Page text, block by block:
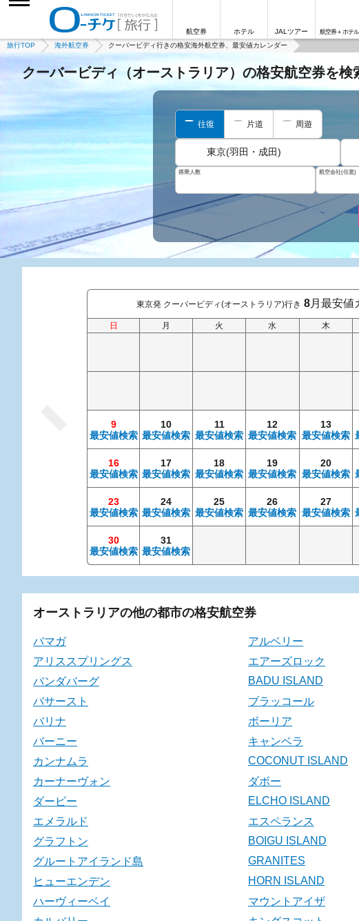
航空券 ホテル JALツアー 航空券＋ホテル
旅行TOP 海外航空券 クーバービディ行きの格安海外航空券、最安値カレンダー
クーバービディ（オーストラリア）の格安航空券を検
往復 片道 周遊
東京(羽田・成田)
搭乗人数 航空会社(任意)
東京発 クーバービディ(オーストラリア)行き 8月最安値
日 月 火 水 木
9
最安値検索
10
最安値検索
11
最安値検索
12
最安値検索
13
最安値検索
16
最安値検索
17
最安値検索
18
最安値検索
19
最安値検索
20
最安値検索
23
最安値検索
24
最安値検索
25
最安値検索
26
最安値検索
27
最安値検索
30
最安値検索
31
最安値検索
オーストラリアの他の都市の格安航空券
バマガ アルベリー
アリススプリングス
エアーズロック
バンダバーグ
BADU ISLAND
バサースト
ブラッコール
バリナ
ボーリア
バーニー
キャンベラ
カンナムラ
COCONUT ISLAND
カーナーヴォン
ダボー
ダービー
ELCHO ISLAND
エメラルド
エスペランス
グラフトン
BOIGU ISLAND
グルートアイランド島
GRANITES
ヒューエンデン
HORN ISLAND
ハーヴィーベイ
マウントアイザ